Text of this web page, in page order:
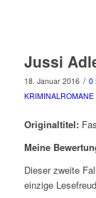
Jussi
18. Januar 2016 / 0
KRIMINALROMANE
Originaltitel:
Meine
Dieser zweite
einzige